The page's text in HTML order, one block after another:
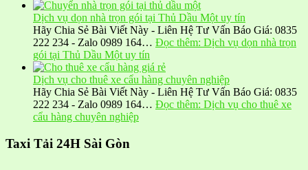
Dịch vụ dọn nhà trọn gói tại Thủ Dầu Một uy tín
Hãy Chia Sẻ Bài Viết Này - Liên Hệ Tư Vấn Báo Giá: 0835
222 234 - Zalo 0989 164… Đọc thêm: Dịch vụ dọn nhà trọn
gói tại Thủ Dầu Một uy tín
Dịch vụ cho thuê xe cẩu hàng chuyên nghiệp
Hãy Chia Sẻ Bài Viết Này - Liên Hệ Tư Vấn Báo Giá: 0835
222 234 - Zalo 0989 164… Đọc thêm: Dịch vụ cho thuê xe
cẩu hàng chuyên nghiệp
Taxi Tải 24H Sài Gòn